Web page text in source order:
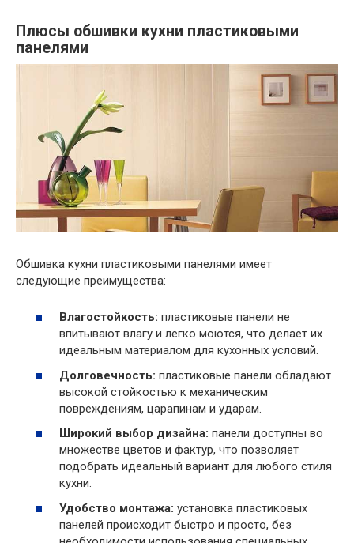
Плюсы обшивки кухни пластиковыми
панелями
Обшивка кухни пластиковыми панелями имеет
следующие преимущества:
Влагостойкость: пластиковые панели не
впитывают влагу и легко моются, что делает их
идеальным материалом для кухонных условий.
Долговечность: пластиковые панели обладают
высокой стойкостью к механическим
повреждениям, царапинам и ударам.
Широкий выбор дизайна: панели доступны во
множестве цветов и фактур, что позволяет
подобрать идеальный вариант для любого стиля
кухни.
Удобство монтажа: установка пластиковых
панелей происходит быстро и просто, без